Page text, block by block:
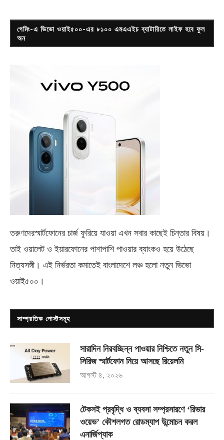
গেমিং-এ ভিভো ওয়াই৫০০-এর ৮১০০ এমএএইচ ব্যাটারিতে লাইফ হবে ফুল
অন
তরুণদেরস্মার্টফোনের চার্জ ফুরিয়ে যাওয়া এখন সবার কাছেই চিন্তার বিষয়।
তাই ওয়ালেট ও ইয়ারফোনের পাশাপাশি পাওয়ার ব্যাংকও হয়ে উঠেছে
নিত্যসঙ্গী। এই নির্ভরতা কমাতেই বাংলাদেশে লঞ্চ হলো নতুন ভিভো
ওয়াই৫০০ ।
সাম্প্রতিক পোস্টসমূহ
সারাদিন নিরবচ্ছিন্ন পাওয়ার নিশ্চিতে নতুন সি-
সিরিজ স্মার্টফোন নিয়ে আসছে রিয়েলমি
আগস্ট ৪, ২০২৬
টেকসই প্রবৃদ্ধি ও ব্যবসা সম্প্রসারণে ‘রিভার
ওয়েভ’ কৌশলগত রোডম্যাপ উন্মোচন করল
এনার্জিপ্যাক